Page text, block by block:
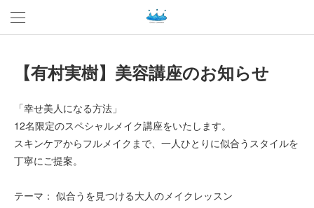
【有村実樹】美容講座のお知らせ
「幸せ美人になる方法」
12名限定のスペシャルメイク講座をいたします。
スキンケアからフルメイクまで、一人ひとりに似合うスタイルを
丁寧にご提案。
テーマ： 似合うを見つける大人のメイクレッスン